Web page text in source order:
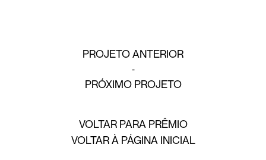
PROJETO ANTERIOR
PRÓXIMO PROJETO
VOLTAR PARA PRÊMIO
VOLTAR À PÁGINA INICIAL